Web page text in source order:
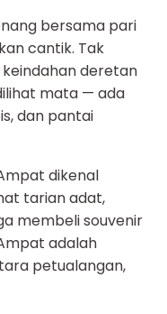
bersama pari
cantik. Tak
deretan
mata — ada
dan pantai
dikenal
tarian adat,
membeli souvenir
adalah
petualangan,